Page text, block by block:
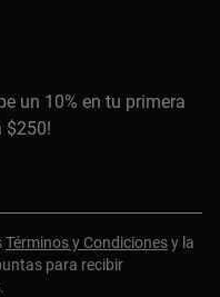
un 10% en tu primera
$250!
Términos y Condicionesy la
para recibir